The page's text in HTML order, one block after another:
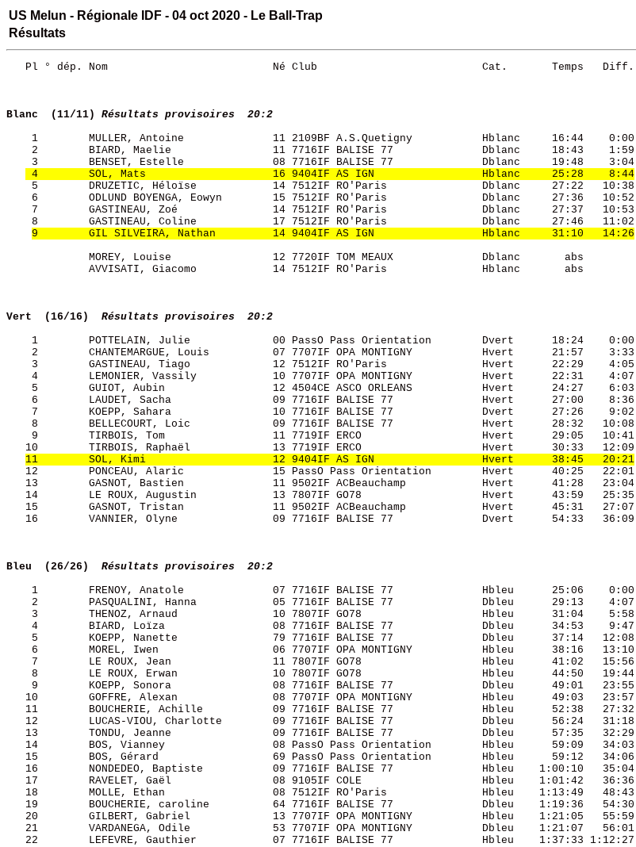
US Melun - Régionale IDF - 04 oct 2020 - Le Ball-Trap
Résultats
   Pl ° dép. Nom                          Né Club                          Cat.       Temps   Diff.
Blanc  (11/11)
Résultats provisoires  20:2
    1        MULLER, Antoine              11 2109BF A.S.Quetigny           Hblanc     16:44    0:00
    2        BIARD, Maelie                11 7716IF BALISE 77              Dblanc     18:43    1:59
    3        BENSET, Estelle              08 7716IF BALISE 77              Dblanc     19:48    3:04
4        SOL, Mats                    16 9404IF AS IGN                 Hblanc     25:28    8:44
    5        DRUZETIC, Héloïse            14 7512IF RO'Paris               Dblanc     27:22   10:38
    6        ODLUND BOYENGA, Eowyn        15 7512IF RO'Paris               Dblanc     27:36   10:52
    7        GASTINEAU, Zoé               14 7512IF RO'Paris               Dblanc     27:37   10:53
    8        GASTINEAU, Coline            17 7512IF RO'Paris               Dblanc     27:46   11:02
9        GIL SILVEIRA, Nathan         14 9404IF AS IGN                 Hblanc     31:10   14:26
             MOREY, Louise                12 7720IF TOM MEAUX              Dblanc       abs
             AVVISATI, Giacomo            14 7512IF RO'Paris               Hblanc       abs
Vert  (16/16)
Résultats provisoires  20:2
    1        POTTELAIN, Julie             00 PassO Pass Orientation        Dvert      18:24    0:00
    2        CHANTEMARGUE, Louis          07 7707IF OPA MONTIGNY           Hvert      21:57    3:33
    3        GASTINEAU, Tiago             12 7512IF RO'Paris               Hvert      22:29    4:05
    4        LEMONIER, Vassily            10 7707IF OPA MONTIGNY           Hvert      22:31    4:07
    5        GUIOT, Aubin                 12 4504CE ASCO ORLEANS           Hvert      24:27    6:03
    6        LAUDET, Sacha                09 7716IF BALISE 77              Hvert      27:00    8:36
    7        KOEPP, Sahara                10 7716IF BALISE 77              Dvert      27:26    9:02
    8        BELLECOURT, Loic             09 7716IF BALISE 77              Hvert      28:32   10:08
    9        TIRBOIS, Tom                 11 7719IF ERCO                   Hvert      29:05   10:41
   10        TIRBOIS, Raphaël             13 7719IF ERCO                   Hvert      30:33   12:09
11        SOL, Kimi                    12 9404IF AS IGN                 Hvert      38:45   20:21
   12        PONCEAU, Alaric              15 PassO Pass Orientation        Hvert      40:25   22:01
   13        GASNOT, Bastien              11 9502IF ACBeauchamp            Hvert      41:28   23:04
   14        LE ROUX, Augustin            13 7807IF GO78                   Hvert      43:59   25:35
   15        GASNOT, Tristan              11 9502IF ACBeauchamp            Hvert      45:31   27:07
   16        VANNIER, Olyne               09 7716IF BALISE 77              Dvert      54:33   36:09
Bleu  (26/26)
Résultats provisoires  20:2
    1        FRENOY, Anatole              07 7716IF BALISE 77              Hbleu      25:06    0:00
    2        PASQUALINI, Hanna            05 7716IF BALISE 77              Dbleu      29:13    4:07
    3        THENOZ, Arnaud               10 7807IF GO78                   Hbleu      31:04    5:58
    4        BIARD, Loïza                 08 7716IF BALISE 77              Dbleu      34:53    9:47
    5        KOEPP, Nanette               79 7716IF BALISE 77              Dbleu      37:14   12:08
    6        MOREL, Iwen                  06 7707IF OPA MONTIGNY           Hbleu      38:16   13:10
    7        LE ROUX, Jean                11 7807IF GO78                   Hbleu      41:02   15:56
    8        LE ROUX, Erwan               10 7807IF GO78                   Hbleu      44:50   19:44
    9        KOEPP, Sonora                08 7716IF BALISE 77              Dbleu      49:01   23:55
   10        GOFFRE, Alexan               08 7707IF OPA MONTIGNY           Hbleu      49:03   23:57
   11        BOUCHERIE, Achille           09 7716IF BALISE 77              Hbleu      52:38   27:32
   12        LUCAS-VIOU, Charlotte        09 7716IF BALISE 77              Dbleu      56:24   31:18
   13        TONDU, Jeanne                09 7716IF BALISE 77              Dbleu      57:35   32:29
   14        BOS, Vianney                 08 PassO Pass Orientation        Hbleu      59:09   34:03
   15        BOS, Gérard                  69 PassO Pass Orientation        Hbleu      59:12   34:06
   16        NONDEDEO, Baptiste           09 7716IF BALISE 77              Hbleu    1:00:10   35:04
   17        RAVELET, Gaël                08 9105IF COLE                   Hbleu    1:01:42   36:36
   18        MOLLE, Ethan                 08 7512IF RO'Paris               Hbleu    1:13:49   48:43
   19        BOUCHERIE, caroline          64 7716IF BALISE 77              Dbleu    1:19:36   54:30
   20        GILBERT, Gabriel             13 7707IF OPA MONTIGNY           Hbleu    1:21:05   55:59
   21        VARDANEGA, Odile             53 7707IF OPA MONTIGNY           Dbleu    1:21:07   56:01
   22        LEFEVRE, Gauthier            07 7716IF BALISE 77              Hbleu    1:37:33 1:12:27